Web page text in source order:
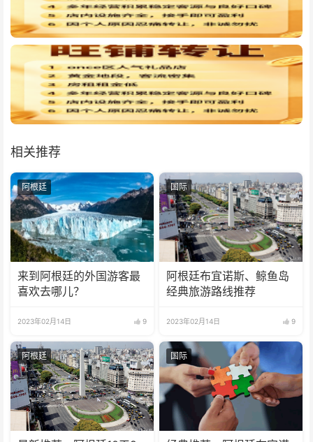
相关推荐
阿根廷
来到阿根廷的外国游客最
喜欢去哪儿？
2023年02月14日 9
国际
阿根廷布宜诺斯、鲸鱼岛
经典旅游路线推荐
2023年02月14日 9
阿根廷 国际